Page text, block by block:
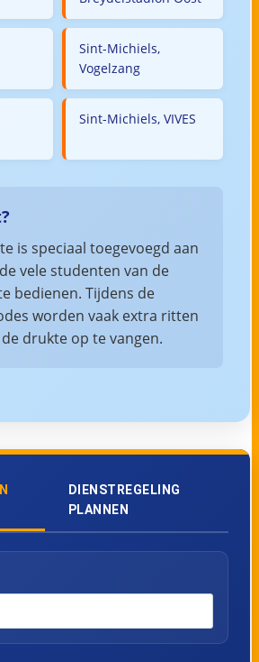
Sint-Michiels,
Vogelzang
Sint-Michiels, VIVES
is speciaal toegevoegd aan
vele studenten van de
bedienen. Tijdens de
worden vaak extra ritten
drukte op te vangen.
DIENSTREGELING
PLANNEN